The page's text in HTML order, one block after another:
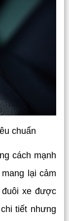
chuẩn
cách mạnh
lại cảm
đuôi xe được
tiết nhưng